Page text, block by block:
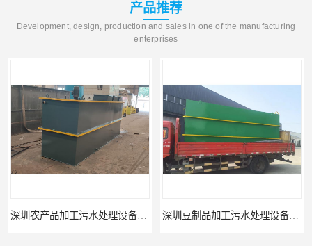
产品推荐
Development, design, production and sales in one of the manufacturing
enterprises